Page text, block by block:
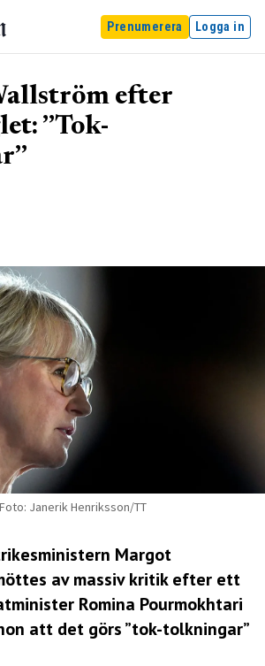
Prenumerera Logga in
efter
”Tok-
Janerik Henriksson/TT
Margot
av massiv kritik efter ett
Romina Pourmokhtari
att det görs ”tok-tolkningar”